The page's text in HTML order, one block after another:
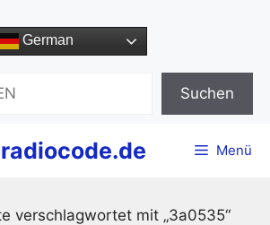
German
Suchen
Menü
verschlagwortet mit „3a0535“